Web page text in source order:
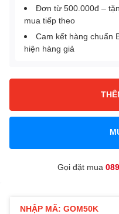
Đơn từ 500.000đ –
mua tiếp theo
Cam kết hàng chuẩn
hiện hàng giả
Gọi đặt mua
NHẬP MÃ: GOM50K